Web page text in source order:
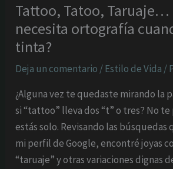
Tattoo, Tatoo, Taruaje…
necesita ortografía
tinta?
Deja un comentario /Estilo de Vida /
¿Alguna vez te quedaste mirando la
si “tattoo” lleva dos “t” o tres? No
estás solo. Revisando las búsquedas
mi perfil de Google, encontré joyas
“taruaje” y otras variaciones dignas